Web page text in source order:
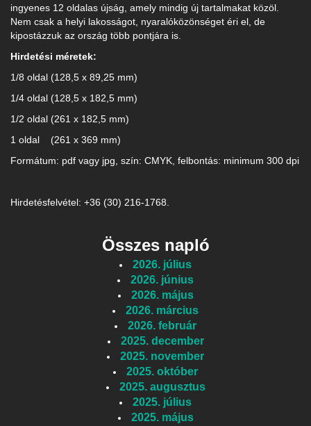
ingyenes 12 oldalas újság, amely mindig új tartalmakat közöl.
Nem csak a helyi lakosságot, nyaralóközönséget éri el, de
kipostázzuk az ország több pontjára is.
Hirdetési méretek:
1/8 oldal (128,5 x 89,25 mm)
1/4 oldal (128,5 x 182,5 mm)
1/2 oldal (261 x 182,5 mm)
1 oldal (261 x 369 mm)
Formátum: pdf vagy jpg, szín: CMYK, felbontás: minimum 300 dpi
Hirdetésfelvétel: +36 (30) 216-1768.
Összes napló
2026. július
2026. június
2026. május
2026. március
2026. február
2025. december
2025. november
2025. október
2025. augusztus
2025. július
2025. május